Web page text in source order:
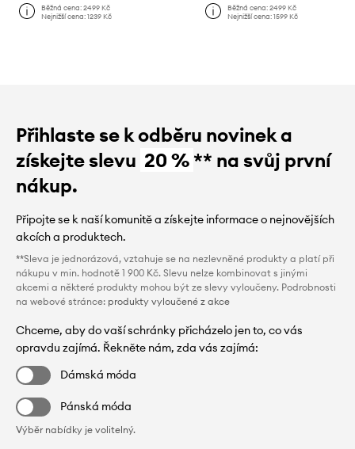
Běžná cena:2499 Kč
Nejnižší cena:1239 Kč
Běžná cena: 2499 Kč
Nejnižší cena: 1599 Kč
Přihlaste se k odběru novinek a
získejte slevu 20 %** na svůj první
nákup.
Připojte se k naší komunitě a získejte informace o nejnovějších
akcích a produktech.
**Sleva je jednorázová, vztahuje se na nezlevněné produkty a platí při
nákupu v min. hodnotě 1 900 Kč. Slevu nelze kombinovat s jinými
akcemi a některé produkty mohou být ze slevy vyloučeny. Podrobnosti
na webové stránce: produkty vyloučené z akce
Chceme, aby do vaší schránky přicházelo jen to, co vás
opravdu zajímá. Řekněte nám, zda vás zajímá:
Dámská móda
Pánská móda
Výběr nabídky je volitelný.